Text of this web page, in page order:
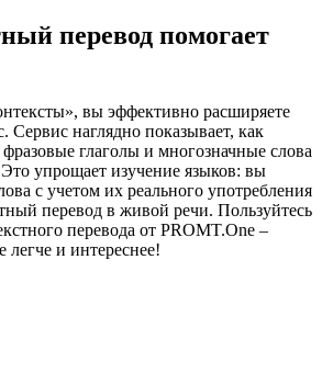
перевод помогает
вы эффективно расширяете
Сервис наглядно показывает, как
глаголы и многозначные слова
упрощает изучение языков: вы
с учетом их реального употребления
перевод в живой речи. Пользуйтесь
перевода от PROMT.One –
легче и интереснее!